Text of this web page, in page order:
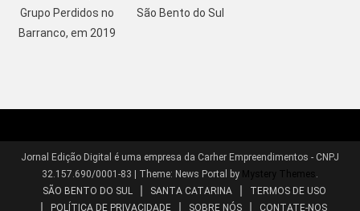
Grupo Perdidos no
Barranco, em 2019
São Bento do Sul
Jornal Edição Digital é uma empresa da Carher Empreendimentos - CNPJ
32.157.690/0001-83
Theme: News Portal by Mystery Themes .
SÃO BENTO DO SUL
SANTA CATARINA
TERMOS DE USO
POLÍTICA DE PRIVACIDADE
SOBRE NÓS CONTATE-NOS